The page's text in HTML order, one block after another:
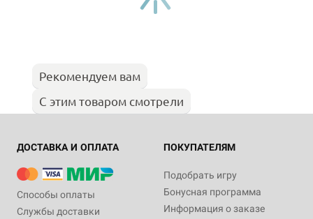
Рекомендуем вам
С этим товаром смотрели
ДОСТАВКА И ОПЛАТА
Способы оплаты
Службы доставки
ПОКУПАТЕЛЯМ
Подобрать игру
Бонусная программа
Информация о заказе